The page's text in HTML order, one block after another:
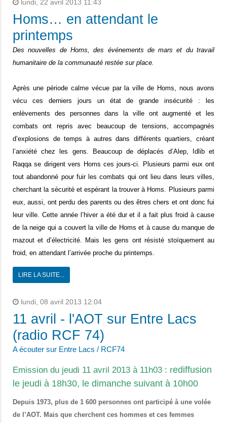
lundi, 22 avril 2013 11:43
Homs… en attendant le
printemps
Des nouvelles de Homs, des événements de mars et du travail
humanitaire de la communauté restée sur place.
Après une période calme vécue par la ville de Homs, nous avons
vécu ces derniers jours un état de grande insécurité : les
enlèvements des personnes dans la ville ont augmenté et les
combats ont repris avec beaucoup de tensions, accompagnés
d’explosions de temps à autres dans différents quartiers, créant
l’anxiété chez les gens. Beaucoup de déplacés d’Alep, Idlib et
Raqqa se dirigent vers Homs ces jours-ci. Plusieurs parmi eux ont
tout abandonné pour fuir les combats qui ont lieu dans leurs villes,
cherchant la sécurité et espérant la trouver à Homs. Plusieurs parmi
eux, aussi, ont perdu des parents ou des êtres chers et ont donc fui
leur ville. Cette année l’hiver a été dur et il a fait plus froid à cause
de la neige qui a couvert la ville de Homs et à cause du manque de
mazout et d’électricité. Mais les gens ont résisté stoïquement au
froid, en attendant l’arrivée proche du printemps.
LIRE LA SUITE...
lundi, 08 avril 2013 12:04
11 avril - l'AOT sur Entre Lacs
(radio RCF 74)
A écouter sur Entre Lacs / RCF74
Emission du jeudi 11 avril 2013 à 11h03 : rediffusion
le jeudi à 18h30, le dimanche suivant à 10h00
Depuis 1973, plus de 1 600 personnes ont participé à une volée
de l’AOT. Mais que cherchent ces hommes et ces femmes